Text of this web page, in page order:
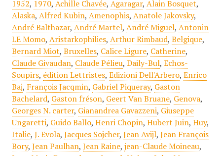
1952, 1970, Achille Chavée, Agaragar, Alain Bosquet,
Alaska, Alfred Kubin, Amenophis, Anatole Jakovsky,
André Balthazar, André Martel, André Miguel, Antonin
LE Momo, Aristarkophilies, Arthur Rimbaud, Belgique,
Bernard Miot, Bruxelles, Calice Ligure, Catherine,
Claude Givaudan, Claude Pélieu, Daily-Bul, Echos-
Soupirs, édition Lettristes, Edizioni Dell'Arbero, Enrico
Baj, François Jacqmin, Gabriel Piqueray, Gaston
Bachelard, Gaston fréson, Geert Van Bruane, Genova,
Georges N. carter, Gianandrea Gavazzeni, Giuseppe
Ungaretti, Guido Ballo, Henri Chopin, Hubert Juin, Huy,
Italie, J. Evola, Jacques Sojcher, Jean Avijl, Jean François
Bory, Jean Paulhan, Jean Raine, jean-Claude Moineau,